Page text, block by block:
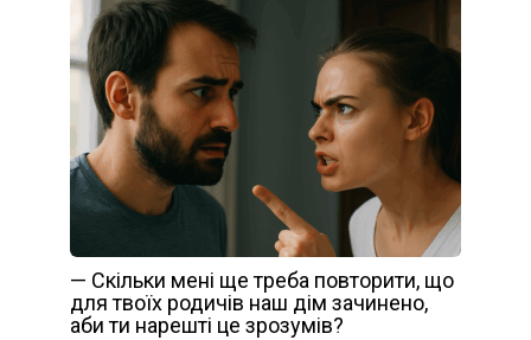
— Скільки мені ще треба повторити, що
для твоїх родичів наш дім зачинено,
аби ти нарешті це зрозумів?